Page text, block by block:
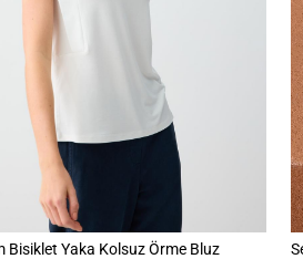
Bisiklet Yaka Kolsuz Örme Bluz